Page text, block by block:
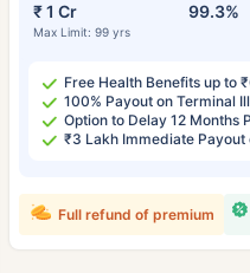
₹ 1 Cr
Max Limit: 99 yrs
99.3%
Free Health Benefits up to
100% Payout on Terminal
Option to Delay 12 Months
₹3 Lakh Immediate
Full refund of premium